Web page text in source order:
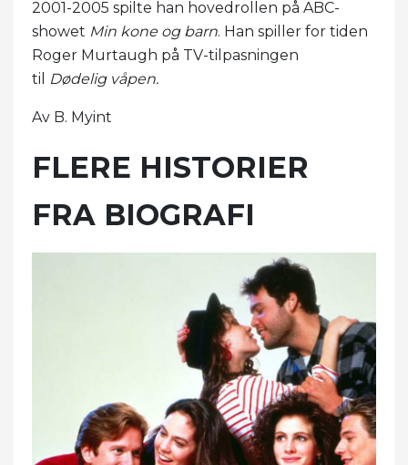
2001-2005 spilte han hovedrollen på ABC-
showet Min kone og barn. Han spiller for tiden
Roger Murtaugh på TV-tilpasningen
til
Dødelig våpen.
Av B. Myint
FLERE HISTORIER
FRA BIOGRAFI